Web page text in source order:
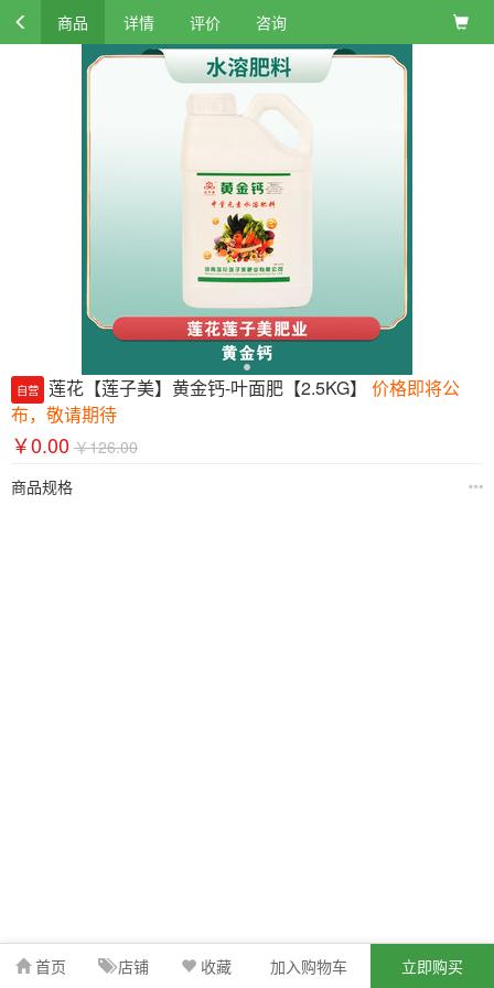
商品 详情 评价 咨询
自营 莲花【莲子美】黄金钙-叶面肥【2.5KG】 价格即将公
布，敬请期待
￥0.00 ￥126.00
商品规格
首页 店铺 收藏 加入购物车 立即购买